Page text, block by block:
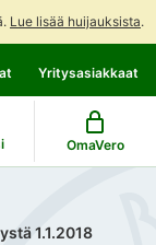
Lue lisää huijauksista.
Yritysasiakkaat
OmaVero
1.1.2018